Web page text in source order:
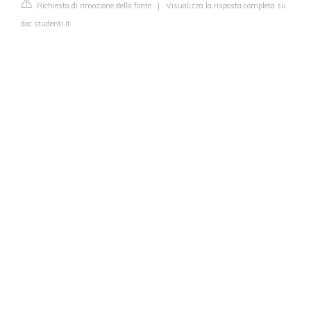
Richiesta di rimozione della fonte | Visualizza la risposta completa su
doc.studenti.it